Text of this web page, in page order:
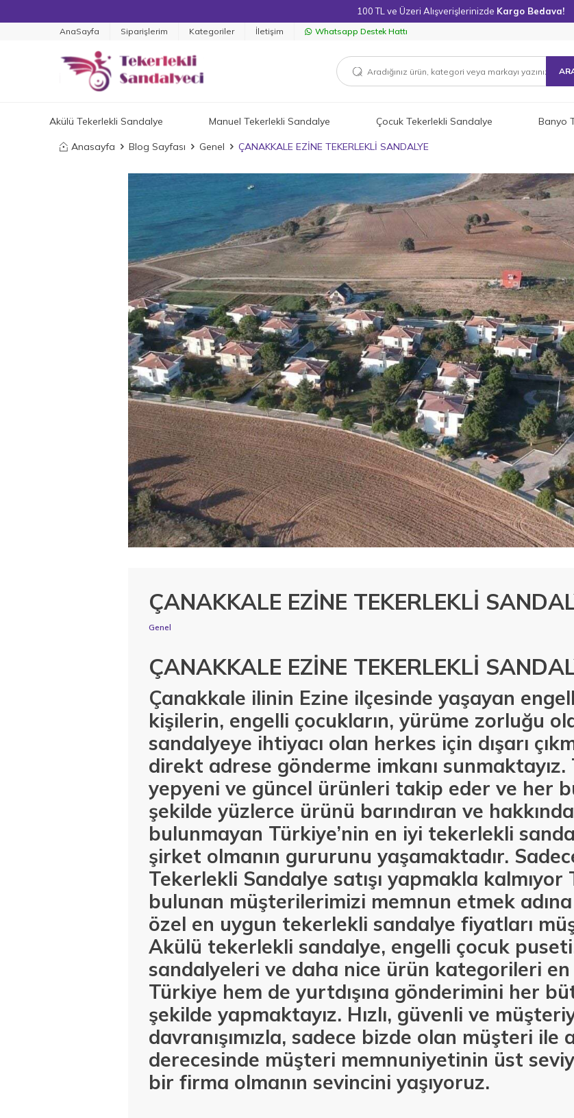
100 TL ve Üzeri Alışverişlerinizde Kargo Bedava!
AnaSayfa Siparişlerim Kategoriler İletişim Whatsapp Destek Hattı
Akülü Tekerlekli Sandalye Manuel Tekerlekli Sandalye Çocuk Tekerlekli Sandalye Banyo
Anasayfa Blog Sayfası Genel ÇANAKKALE EZİNE TEKERLEKLİ SANDALYE
ÇANAKKALE EZİNE TEKERLEKLİ
Genel
ÇANAKKALE EZİNE TEKERLEKLİ
Çanakkale ilinin Ezine ilçesinde yaşayan
kişilerin, engelli çocukların, yürüme zorluğu
sandalyeye ihtiyacı olan herkes için dışarı
direkt adrese gönderme imkanı
yepyeni ve güncel ürünleri takip eder ve her
şekilde yüzlerce ürünü barındıran ve
bulunmayan Türkiye’nin en iyi tekerlekli
şirket olmanın gururunu yaşamaktadır.
Tekerlekli Sandalye satışı yapmakla kalmıyor
bulunan müşterilerimizi memnun etmek
özel en uygun tekerlekli sandalye fiyatları
Akülü tekerlekli sandalye, engelli çocuk
sandalyeleri ve daha nice ürün kategorileri
Türkiye hem de yurtdışına gönderimini her
şekilde yapmaktayız. Hızlı, güvenli ve
davranışımızla, sadece bizde olan müşteri ile
derecesinde müşteri memnuniyetinin üst
bir firma olmanın sevincini yaşıyoruz.